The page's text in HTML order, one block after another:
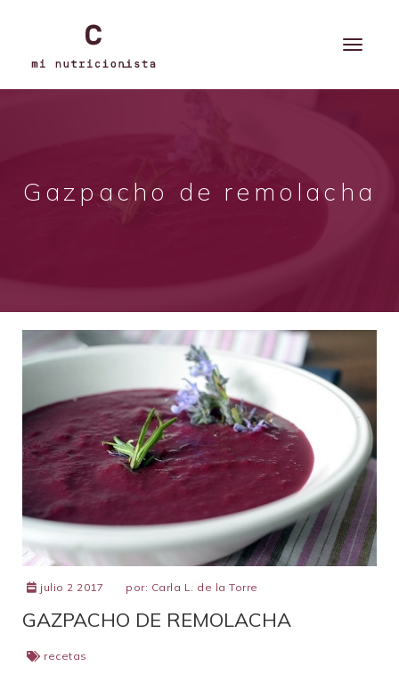
Gazpacho de remolacha
julio 2 2017 por: Carla L. de la Torre
GAZPACHO DE REMOLACHA
recetas